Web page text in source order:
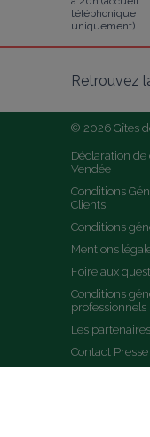
téléphonique
uniquement).
Retrouvez
© 2026 Gîtes
Déclaration
Vendée
Conditions
Clients
Conditions
Mentions
Foire aux
Conditions
professionnels
Les
Contact Presse